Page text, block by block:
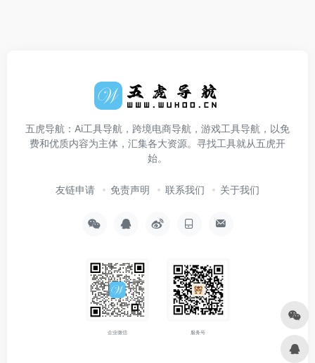
五虎导航：Ai工具导航，跨境电商导航，游戏工具导航，以免
费和优质内容为主体，汇集各大资源。寻找工具就从五虎开
始。
友链申请 免责声明 联系我们 关于我们
企业微信 服务号